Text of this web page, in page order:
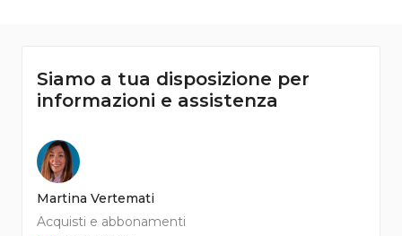
Siamo a tua disposizione per
informazioni e assistenza
Martina Vertemati
Acquisti e abbonamenti